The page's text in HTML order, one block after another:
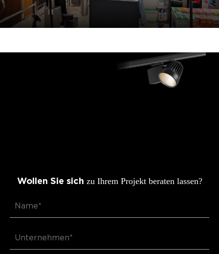
Wollen Sie sich zu Ihrem Projekt beraten lassen?